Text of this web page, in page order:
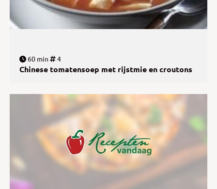
60 min 4
Chinese tomatensoep met rijstmie en croutons